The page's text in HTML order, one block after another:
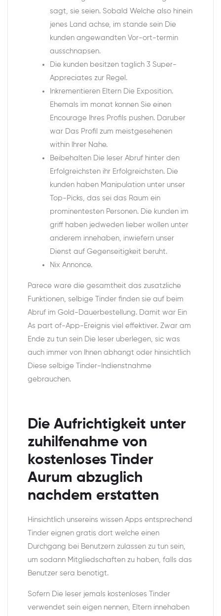
sagt, sie seien. Sobald Welche also hinein
jenes Land achse, im stande sein Die
kunden angewandten Vor-ort-termin
ausschnapsen.
Die kunden besitzen taglich 3 Super-
Appreciates zur Regel.
Inkrementieren Eltern Die Exposition.
Ehemals im monat konnen Sie einen
Encourage Ihres Profils pushen. Daruber
war Das Profil zum meistgesehenen
within Ihrer Nahe.
Beibehalten Die leser Abruf hinter den
Erfolgreichsten ihr Erfolgreichsten. Die
kunden haben Manipulation unter unser
Top-Picks, das sei das Raum ein
prominentesten Personen. Die kunden im
griff haben jedweden lieber wollen unter
anderem innehaben, inwiefern unser
Dienst auf Gegenseitigkeit beruht.
Nix Annonce.
Parece ware die gesamtheit das zusatzliche
Funktionen, selbige Tinder finden sie auf beim
Abruf im Gold-Dauerbestellung. Damit war Ein
As part of-App-Ereignis viel effektiver. Zwar am
Ende zu tun sein Die leser uberlegen, sic was
auch immer von Ihnen abhangt oder hinsichtlich
Diese selbige Tinder-Indienstnahme
gebrauchen.
Die Aufrichtigkeit unter
zuhilfenahme von
kostenloses Tinder
Aurum abzuglich
nachdem erstatten
Hinsichtlich unsereins wissen Apps entsprechend
Tinder eignen gratis dort welche einen
Durchgang bei Benutzern zulassen zu tun sein,
um sodann Mitgliedschaften zu haben, falls das
Benutzer sera benotigt.
Sofern Die leser jemals kostenloses Tinder
verwendet sein eigen nennen, Eltern innehaben